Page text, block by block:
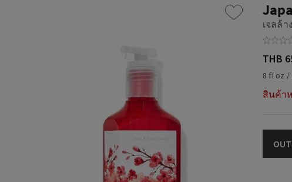
เจลล้า
THB
8 fl oz /
สินค้า